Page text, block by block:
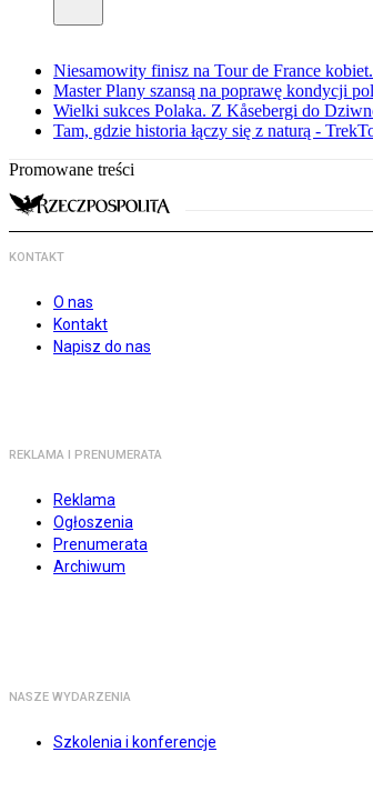
Niesamowity finisz na Tour de France
Master Plany szansą na poprawę kondycji
Wielki sukces Polaka. Z Kåsebergi do
Tam, gdzie historia łączy się z naturą -
Promowane treści
KONTAKT
O nas
Kontakt
Napisz do nas
REKLAMA I PRENUMERATA
Reklama
Ogłoszenia
Prenumerata
Archiwum
NASZE WYDARZENIA
Szkolenia i konferencje